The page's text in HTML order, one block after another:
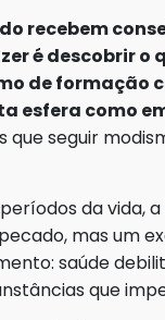
recebem
é descobrir o
de formação
esfera como
seguir
da vida, a
mas um
saúde
que